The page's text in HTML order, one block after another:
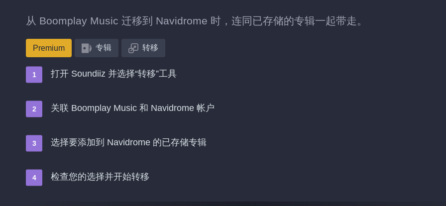
从 Boomplay Music 迁移到 Navidrome 时，连同已存储的专辑一起带走。
Premium 专辑 转移
打开 Soundiiz 并选择“转移”工具
关联 Boomplay Music 和 Navidrome 帐户
选择要添加到 Navidrome 的已存储专辑
检查您的选择并开始转移